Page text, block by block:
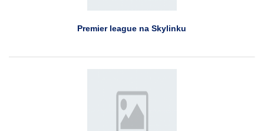
Premier league na Skylinku